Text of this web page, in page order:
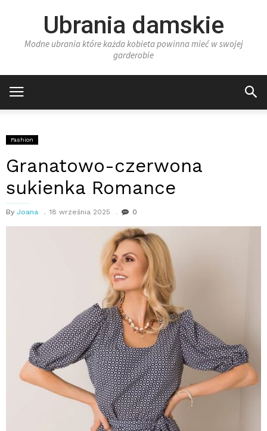
Ubrania damskie
Modne ubrania które każda kobieta powinna mieć w swojej
garderobie
Fashion
Granatowo-czerwona
sukienka Romance
By Joana 18 września 2025 0